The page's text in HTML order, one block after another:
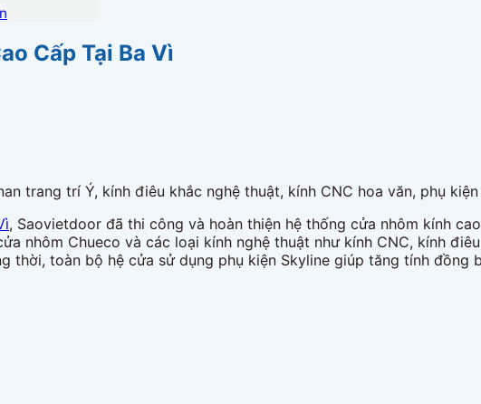
Cấp Tại Ba Vì
trang trí Ý, kính điêu khắc nghệ thuật, kính CNC hoa văn, phụ
, Saovietdoor đã thi công và hoàn thiện hệ thống cửa nhôm kính
nhôm Chueco và các loại kính nghệ thuật như kính CNC, kính
toàn bộ hệ cửa sử dụng phụ kiện Skyline giúp tăng tính đồng